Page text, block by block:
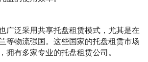
广泛采用共享托盘租赁模式，尤其是在
等物流强国。这些国家的托盘租赁市场
拥有多家专业的托盘租赁公司。